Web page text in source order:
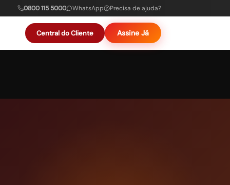
0800 115 5000 WhatsApp Precisa de ajuda?
Central do Cliente Assine Já